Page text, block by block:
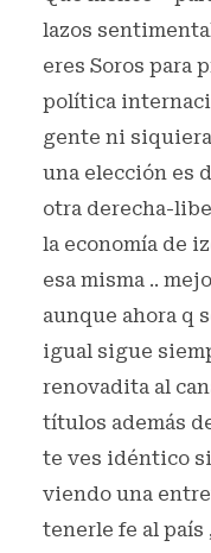
lazos
eres Soros para
política
gente ni
una elección es
otra derecha-
la economía de
esa misma ..
aunque ahora q
igual sigue
renovadita al
títulos además
te ves idéntico
viendo una
tenerle fe al país